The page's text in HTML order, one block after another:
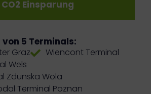
CO2 Einsparung
5 Terminals:
Graz
Wiencont Terminal
Wels
Zdunska Wola
Terminal Poznan